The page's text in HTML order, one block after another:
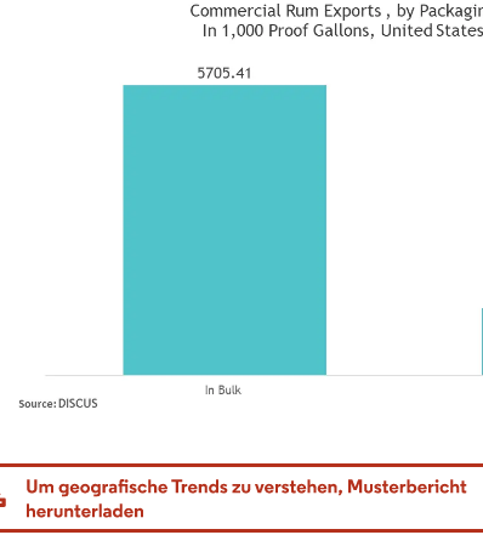
Wiederverwendung erfordert Namensnennung gemäß CC BY 4.0.